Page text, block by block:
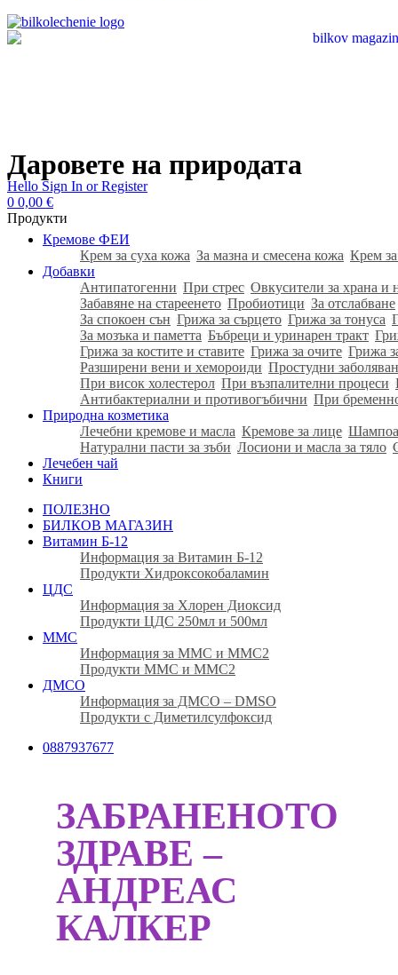
Даровете на природата
Hello Sign In or Register
0 0,00 €
Продукти
Кремове ФЕИ
Крем за суха кожа За мазна и смесена кожа Крем
Добавки
Антипатогенни При стрес Овкусители за храна и
Забавяне на стареенето Пробиотици За отслабване
За спокоен сън Грижа за сърцето Грижа за тонуса
За мозъка и паметта Бъбреци и уринарен тракт
Грижа за костите и ставите Грижа за очите Грижа
Разширени вени и хемороиди Простудни
При висок холестерол При възпалителни процеси
Антибактериални и противогъбични При
Природна козметика
Лечебни кремове и масла Кремове за лице
Натурални пасти за зъби Лосиони и масла за тяло
Лечебен чай
Книги
ПОЛЕЗНО
БИЛКОВ МАГАЗИН
Витамин Б-12
Информация за Витамин Б-12
Продукти Хидроксокобаламин
ЦДС
Информация за Хлорен Диоксид
Продукти ЦДС 250мл и 500мл
ММС
Информация за ММС и ММС2
Продукти ММС и ММС2
ДМСО
Информация за ДМСО – DMSO
Продукти с Диметилсулфоксид
0887937677
ЗАБРАНЕНОТО
ЗДРАВЕ –
АНДРЕАС
КАЛКЕР